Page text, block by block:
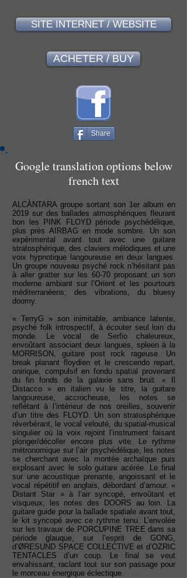
SITE INTERNET / WEBSITE
ACHETER / BUY
Share
Google translation options below
french text
ALCÀNTARA groupe sortant son 1er album en
2019 sur des ballades atmosphériques fleurant
bon les PINK FLOYD période psychédélique,
plus près AIRBAG en mode sombre. Un son
expérimental avant tout avec une guitare
stratosphérique, des claviers mélodiques et une
voix hypnotique langoureuse en deux langues.
Un groupe nouveau psyché rock n’hésitant pas
à aller gratter sur les 60-70 proposant un son
moderne ambiant sur l’Orient et les pourtours
méditerranéens; des vibrations, du bluesy
doomy.
« TerryG » son inimitable, ambiance latente,
psyché folk introspectif, à écouter seul loin du
monde. Le vocal de Serfio chaleureux,
envoûtant associant deux langues, spleen à la
MORRISON, guitare post rock rageuse. Un
break planant floydien et le crescendo repart,
onirique, compulsif en fondu spatial provenant
du fin fonds de la galaxie sans bruit. « Il
Distacco » en italien vu le titre, la guitare
langoureuse, accrocheuse, les notes se
reflétant à l’intérieur de nos oreilles, souvenir
d’un titre des FLOYD. Un son stratosphérique
réverbérant, le vocal velouté, du spatial-musical
singulier où la voix rejoint l’instrument faisant
plonger/décoller encore plus vite. Le rythme
métronomique sur l’air psychédélique, les notes
se cherchant avec la montée archaïque puis
explosant avec le solo guitare acérée. Le final
sur une acoustique prenante, angoissant et le
vocal répétitif en anglais, débordant d’amour. «
Distant Star » à l’air syncopé, envoûtant et
visqueux, les notes des DOORS au loin. La
guitare guide pour la ballade spatiale avant tout,
le kit syncopé avec ce rythme tenu. L’envolée
sur les travaux de PORCUPINE TREE dans sa
période glauque, sur l’esprit de GONG,
d’ØRESUND SPACE COLLECTIVE et d’OZRIC
TENTACLES d’un coup. Le final se veut
envahissant, raclant tout sur son passage pour
le morceau énergique éclectique.